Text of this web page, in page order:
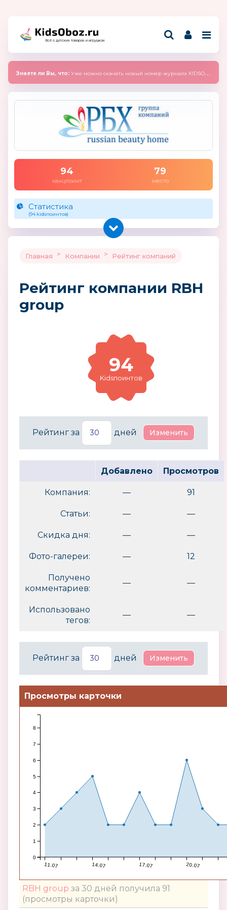
Всё о детских товарах и игрушках
Знаете ли Вы, что: Уже можно скачать новый номер журнала KIDSOBOZ 2025 (сентябрь)
94
канцпоинт
79
место
Статистика
(94 kidsпоинтов)
Главная > Компании > Рейтинг компаний
Рейтинг компании RBH
group
94
Kidsпоинтов
Рейтинг за дней
Добавлено Просмотров
Компания: — 91
Статьи: — —
Скидка дня: — —
Фото-галереи: — 12
Получено
комментариев:
— —
Использовано
тегов:
— —
Рейтинг за дней
Просмотры карточки
11.07 14.07 17.07 20.07
0
1
2
3
4
5
6
7
8
RBH group за 30 дней получила 91
(просмотры карточки)